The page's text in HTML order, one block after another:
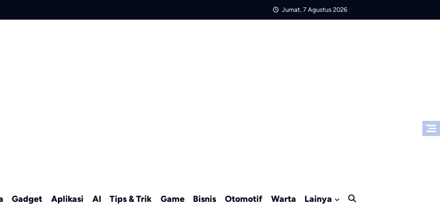
Jumat, 7 Agustus 2026
Gadget Aplikasi AI Tips & Trik Game Bisnis Otomotif Warta Lainya